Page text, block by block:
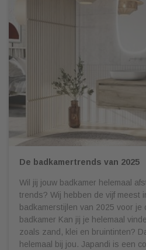
De badkamertrends van 2025
Wil jij jouw badkamer helemaal
trends? Wij hebben de vijf meest
badkamerstijlen van 2025 voor
badkamer Kan jij je helemaal
zoals zand, klei en bruintinten?
helemaal bij jou. Japandi is een